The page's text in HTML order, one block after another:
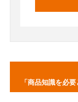
「商品知識を必